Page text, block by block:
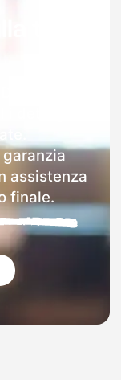
assistenza
finale.